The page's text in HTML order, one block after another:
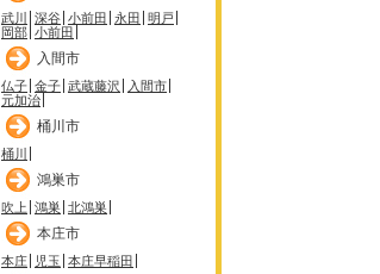
武川 深谷 小前田 永田 明戸
岡部 小前田
入間市
仏子 金子 武蔵藤沢
入間市
元加治
桶川市
桶川
鴻巣市
吹上 鴻巣 北鴻巣
本庄市
本庄 児玉 本庄早稲田